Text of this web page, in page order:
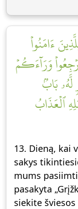
ءَامَنُواْ
وَرَآءَكُمۡ
بَابُۢ
ٱلۡعَذَابُ
13. Dieną, kai
sakys
mums pasiimti
pasakyta
siekite šviesos